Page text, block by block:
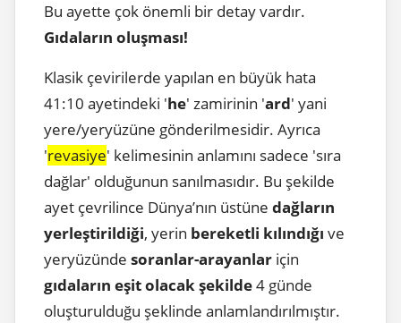
Bu ayette çok önemli bir detay vardır.
Gıdaların oluşması!
Klasik çevirilerde yapılan en büyük hata
41:10 ayetindeki 'he' zamirinin 'ard' yani
yere/yeryüzüne gönderilmesidir. Ayrıca
'revasiye' kelimesinin anlamını sadece 'sıra
dağlar' olduğunun sanılmasıdır. Bu şekilde
ayet çevrilince Dünya’nın üstüne dağların
yerleştirildiği, yerin bereketli kılındığı ve
yeryüzünde soranlar-arayanlar için
gıdaların eşit olacak şekilde4 günde
oluşturulduğu şeklinde anlamlandırılmıştır.